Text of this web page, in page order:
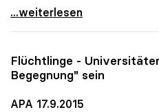
Schmidinger zu Uni-
...weiterlesen
Flüchtlinge -
Begegnung" sein
APA 17.9.2015